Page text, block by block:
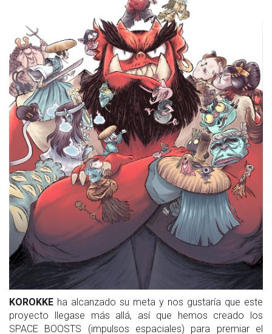
KOROKKE ha alcanzado su meta y nos gustaría que este
proyecto llegase más allá, así que hemos creado los
SPACE BOOSTS (impulsos espaciales) para premiar el